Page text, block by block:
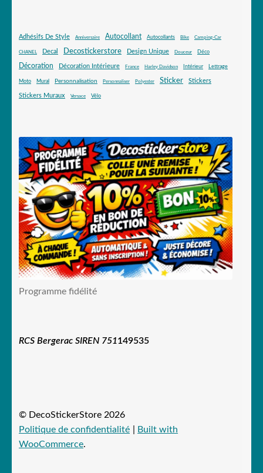
Adhésifs De Style Anniversaire Autocollant Autocollants Bike Camping-Car
CHANEL Decal Decostickerstore Design Unique Douceur Déco
Décoration Décoration Intérieure France Harley Davidson Intérieur Lettrage
Moto Mural Personnalisation Personnaliser Polyester Sticker Stickers
Stickers Muraux Versace Vélo
Programme fidélité
RCS Bergerac SIREN 751149535
© DecoStickerStore 2026
Politique de confidentialité
Built with
WooCommerce.